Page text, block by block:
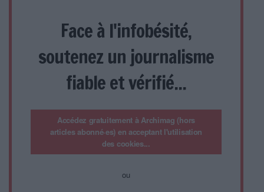
Face à l'infobésité,
soutenez un journalisme
fiable et vérifié...
Accédez gratuitement à Archimag (hors
articles abonné·es) en acceptant l'utilisation
des cookies...
ou